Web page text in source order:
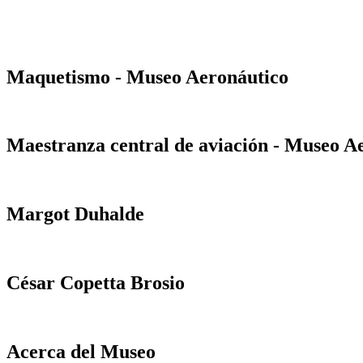
Maquetismo - Museo Aeronáutico
Maestranza central de aviación - Museo
Margot Duhalde
César Copetta Brosio
Acerca del Museo